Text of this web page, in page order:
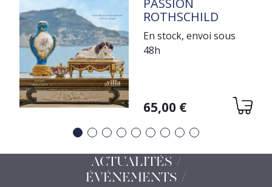
PASSION
ROTHSCHILD
En stock, envoi sous
48h
Variations
65,00 €
Précédent
Suivant
ACTUALITÉS /
ÉVÉNEMENTS